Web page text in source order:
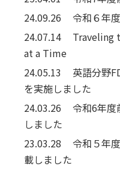
24.09.26
令和６年
24.07.14
Traveling
at a Time
24.05.13
英語分野
を実施しました
24.03.26
令和6年度
しました
23.03.28
令和５年
載しました